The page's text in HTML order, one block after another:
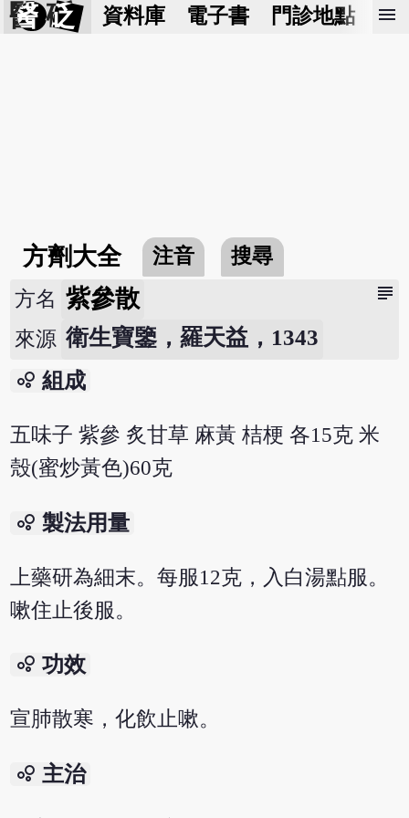
醫 砭 資料庫 電子書 門診地點 預
menu
方劑大全 注音 搜尋
subject
方名 紫參散
來源 衛生寶鑒，羅天益，1343
bubble_chart 組成
五味子 紫參 炙甘草 麻黃 桔梗 各15克 米
殼(蜜炒黃色)60克
bubble_chart 製法用量
上藥研為細末。每服12克，入白湯點服。
嗽住止後服。
bubble_chart 功效
宣肺散寒，化飲止嗽。
bubble_chart 主治